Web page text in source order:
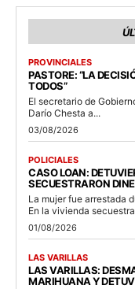
PROVINCIALES
PASTORE: “LA
TODOS”
El secretario de
Darío Chesta a...
03/08/2026
POLICIALES
CASO LOAN:
SECUESTRARON
La mujer fue arrestada
En la vivienda
01/08/2026
LAS VARILLAS
LAS VARILLAS:
MARIHUANA Y